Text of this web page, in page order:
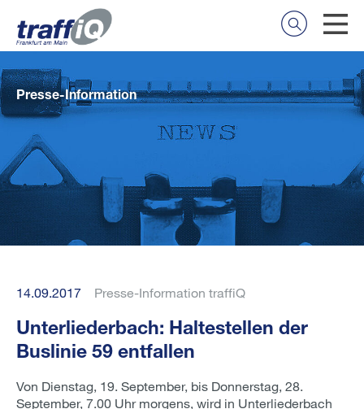
Presse-Information
14.09.2017 Presse-Information traffiQ
Unterliederbach: Haltestellen der
Buslinie 59 entfallen
Von Dienstag, 19. September, bis Donnerstag, 28.
September, 7.00 Uhr morgens, wird in Unterliederbach